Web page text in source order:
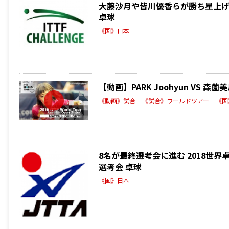
大藤沙月や皆川優香らが勝ち星上
卓球
《国》日本
【動画】PARK Joohyun VS 森薗
《動画》試合 《試合》ワールドツアー 《
8名が最終選考会に進む 2018世界
選考会 卓球
《国》日本